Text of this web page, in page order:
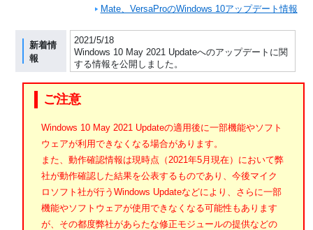
Mate、VersaProのWindows 10アップデート情報
新着情
報
2021/5/18
Windows 10 May 2021 Updateへのアップデートに関
する情報を公開しました。
ご注意
Windows 10 May 2021 Updateの適用後に一部機能やソフト
ウェアが利用できなくなる場合があります。
また、動作確認情報は現時点（2021年5月現在）において弊
社が動作確認した結果を公表するものであり、今後マイク
ロソフト社が行うWindows Updateなどにより、さらに一部
機能やソフトウェアが使用できなくなる可能性もあります
が、その都度弊社があらたな修正モジュールの提供などの